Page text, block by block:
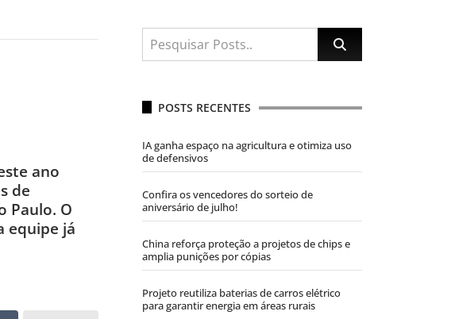
ano
de
Paulo. O
equipe já
POSTS RECENTES
IA ganha espaço na agricultura e otimiza uso
de defensivos
Confira os vencedores do sorteio de
aniversário de julho!
China reforça proteção a projetos de chips e
amplia punições por cópias
Projeto reutiliza baterias de carros elétrico
para garantir energia em áreas rurais